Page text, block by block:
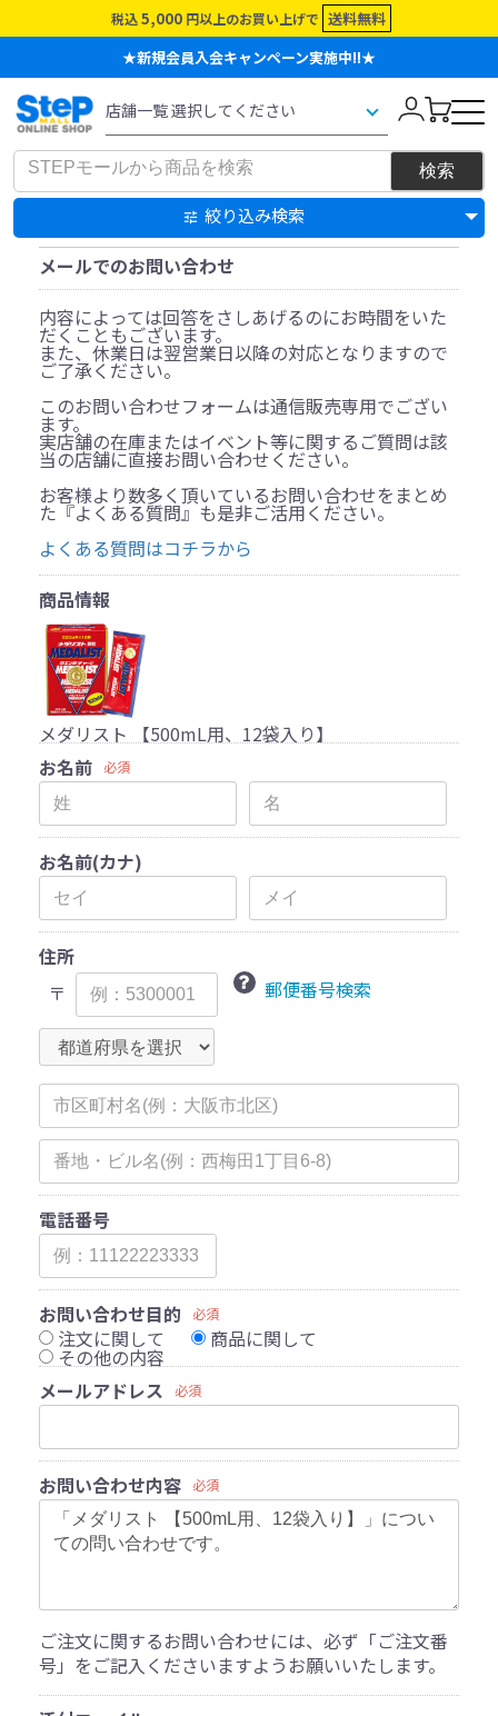
税込 5,000 円以上のお買い上げで 送料無料
★新規会員入会キャンペーン実施中!!★
絞り込み検索
メールでのお問い合わせ
内容によっては回答をさしあげるのにお時間をいた
だくこともございます。
また、休業日は翌営業日以降の対応となりますので
ご了承ください。
このお問い合わせフォームは通信販売専用でござい
ます。
実店舗の在庫またはイベント等に関するご質問は該
当の店舗に直接お問い合わせください。
お客様より数多く頂いているお問い合わせをまとめ
た『よくある質問』も是非ご活用ください。
よくある質問はコチラから
商品情報
メダリスト 【500mL用、12袋入り】
お名前
必須
お名前(カナ)
住所
〒
郵便番号検索
電話番号
お問い合わせ目的 必須
注文に関して 商品に関して
その他の内容
メールアドレス
必須
お問い合わせ内容 必須
ご注文に関するお問い合わせには、必ず「ご注文番
号」をご記入くださいますようお願いいたします。